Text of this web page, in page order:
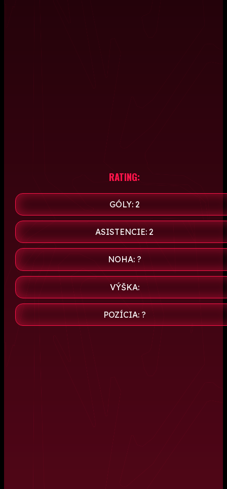
RATING:
GÓLY: 2
ASISTENCIE: 2
NOHA: ?
VÝŠKA:
POZÍCIA: ?